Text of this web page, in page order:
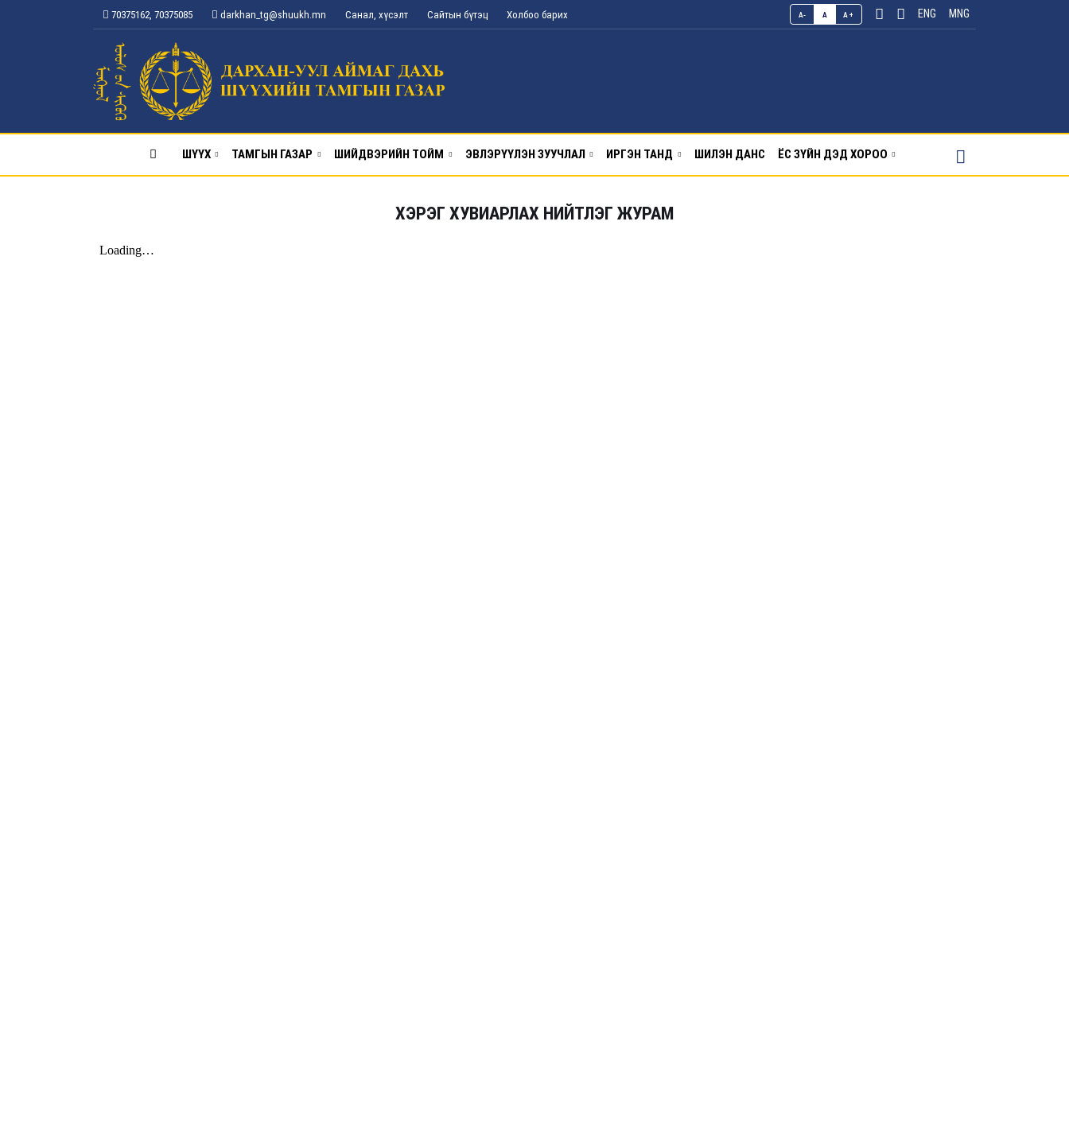
70375162, 70375085 darkhan_tg@shuukh.mn Санал, хүсэлт Сайтын бүтэц Холбоо барих A- A A+ ENG MNG
ШҮҮХ ТАМГЫН ГАЗАР ШИЙДВЭРИЙН ТОЙМ ЭВЛЭРҮҮЛЭН ЗУУЧЛАЛ ИРГЭН ТАНД ШИЛЭН ДАНС ЁС ЗҮЙН ДЭД ХОРОО
ХЭРЭГ ХУВИАРЛАХ НИЙТЛЭГ ЖУРАМ